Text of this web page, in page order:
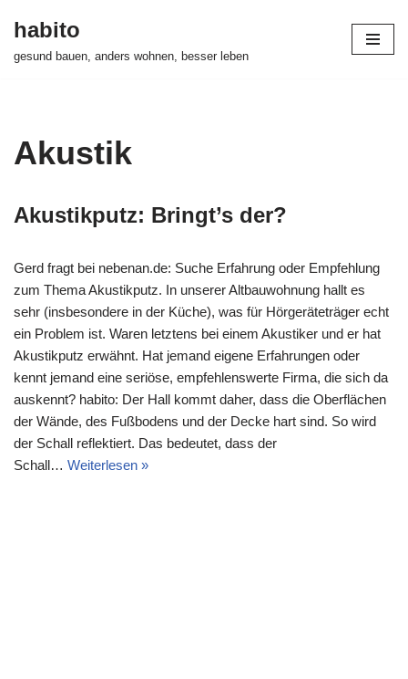
habito
gesund bauen, anders wohnen, besser leben
Akustik
Akustikputz: Bringt’s der?
Gerd fragt bei nebenan.de: Suche Erfahrung oder Empfehlung
zum Thema Akustikputz. In unserer Altbauwohnung hallt es
sehr (insbesondere in der Küche), was für Hörgeräteträger echt
ein Problem ist. Waren letztens bei einem Akustiker und er hat
Akustikputz erwähnt. Hat jemand eigene Erfahrungen oder
kennt jemand eine seriöse, empfehlenswerte Firma, die sich da
auskennt? habito: Der Hall kommt daher, dass die Oberflächen
der Wände, des Fußbodens und der Decke hart sind. So wird
der Schall reflektiert. Das bedeutet, dass der
Schall… Weiterlesen »